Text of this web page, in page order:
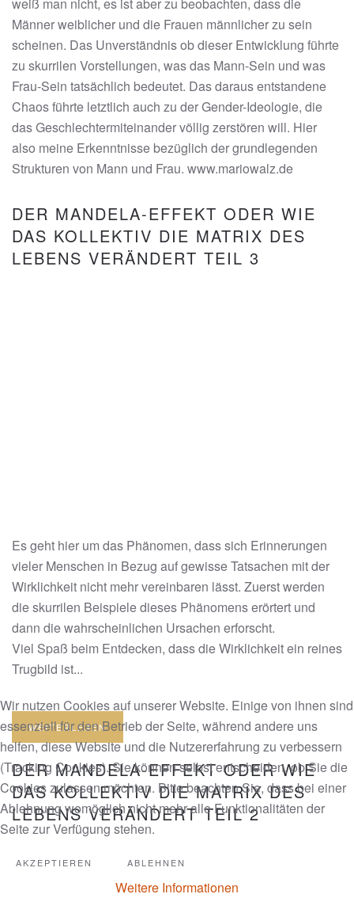
Männer weiblicher und die Frauen männlicher zu sein
scheinen. Das Unverständnis ob dieser Entwicklung führte
zu skurrilen Vorstellungen, was das Mann-Sein und was
Frau-Sein tatsächlich bedeutet. Das daraus entstandene
Chaos führte letztlich auch zu der Gender-Ideologie, die
das Geschlechtermiteinander völlig zerstören will. Hier
also meine Erkenntnisse bezüglich der grundlegenden
Strukturen von Mann und Frau. www.mariowalz.de
DER MANDELA-EFFEKT ODER WIE
DAS KOLLEKTIV DIE MATRIX DES
LEBENS VERÄNDERT TEIL 3
Es geht hier um das Phänomen, dass sich Erinnerungen
vieler Menschen in Bezug auf gewisse Tatsachen mit der
Wirklichkeit nicht mehr vereinbaren lässt. Zuerst werden
die skurrilen Beispiele dieses Phänomens erörtert und
dann die wahrscheinlichen Ursachen erforscht.
Viel Spaß beim Entdecken, dass die Wirklichkeit ein reines
Trugbild ist...
WEITERLESEN
DER MANDELA-EFFEKT ODER WIE
DAS KOLLEKTIV DIE MATRIX DES
LEBENS VERÄNDERT TEIL 2
Wir nutzen Cookies auf unserer Website. Einige von ihnen sind
essenziell für den Betrieb der Seite, während andere uns
helfen, diese Website und die Nutzererfahrung zu verbessern
(Tracking Cookies). Sie können selbst entscheiden, ob Sie die
Cookies zulassen möchten. Bitte beachten Sie, dass bei einer
Ablehnung womöglich nicht mehr alle Funktionalitäten der
Seite zur Verfügung stehen.
AKZEPTIEREN ABLEHNEN
Weitere Informationen